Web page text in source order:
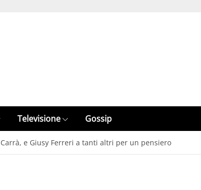
Televisione Gossip
e Giusy Ferreri a tanti altri per un pensiero